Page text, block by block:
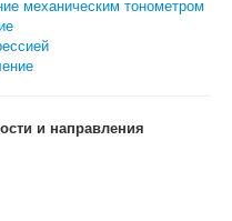
механическим тонометром
и направления